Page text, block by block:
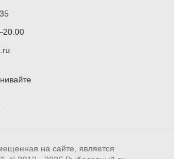
на сайте, является